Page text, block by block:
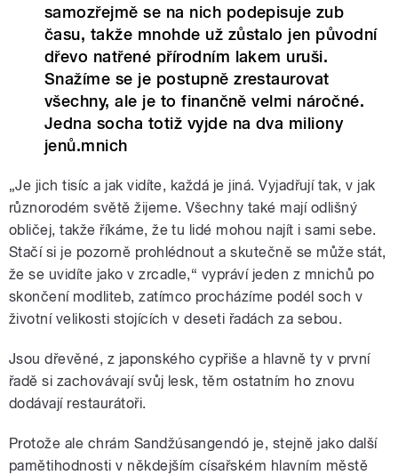
samozřejmě se na nich podepisuje zub
času, takže mnohde už zůstalo jen původní
dřevo natřené přírodním lakem uruši.
Snažíme se je postupně zrestaurovat
všechny, ale je to finančně velmi náročné.
Jedna socha totiž vyjde na dva miliony
jenů.mnich
„Je jich tisíc a jak vidíte, každá je jiná. Vyjadřují tak, v jak
různorodém světě žijeme. Všechny také mají odlišný
obličej, takže říkáme, že tu lidé mohou najít i sami sebe.
Stačí si je pozorně prohlédnout a skutečně se může stát,
že se uvidíte jako v zrcadle,“ vypráví jeden z mnichů po
skončení modliteb, zatímco procházíme podél soch v
životní velikosti stojících v deseti řadách za sebou.
Jsou dřevěné, z japonského cypřiše a hlavně ty v první
řadě si zachovávají svůj lesk, těm ostatním ho znovu
dodávají restaurátoři.
Protože ale chrám Sandžúsangendó je, stejně jako další
pamětihodnosti v někdejším císařském hlavním městě